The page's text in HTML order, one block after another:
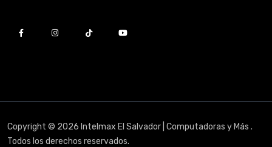
Copyright © 2026 Intelmax El Salvador | Computadoras y Más .
Todos los derechos reservados.